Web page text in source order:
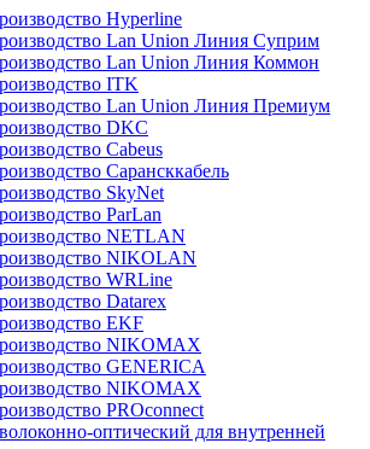
Hyperline
Lan Union Линия Суприм
Lan Union Линия Коммон
ITK
Lan Union Линия Премиум
DKC
Cabeus
Сарансккабель
SkyNet
ParLan
NETLAN
NIKOLAN
WRLine
Datarex
EKF
NIKOMAX
GENERICA
NIKOMAX
PROconnect
оптический для внутренней